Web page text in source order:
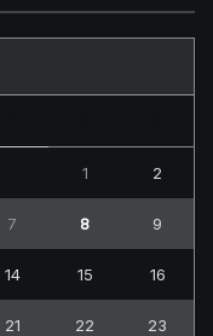
1 2
7 8 9
14 15 16
21 22 23